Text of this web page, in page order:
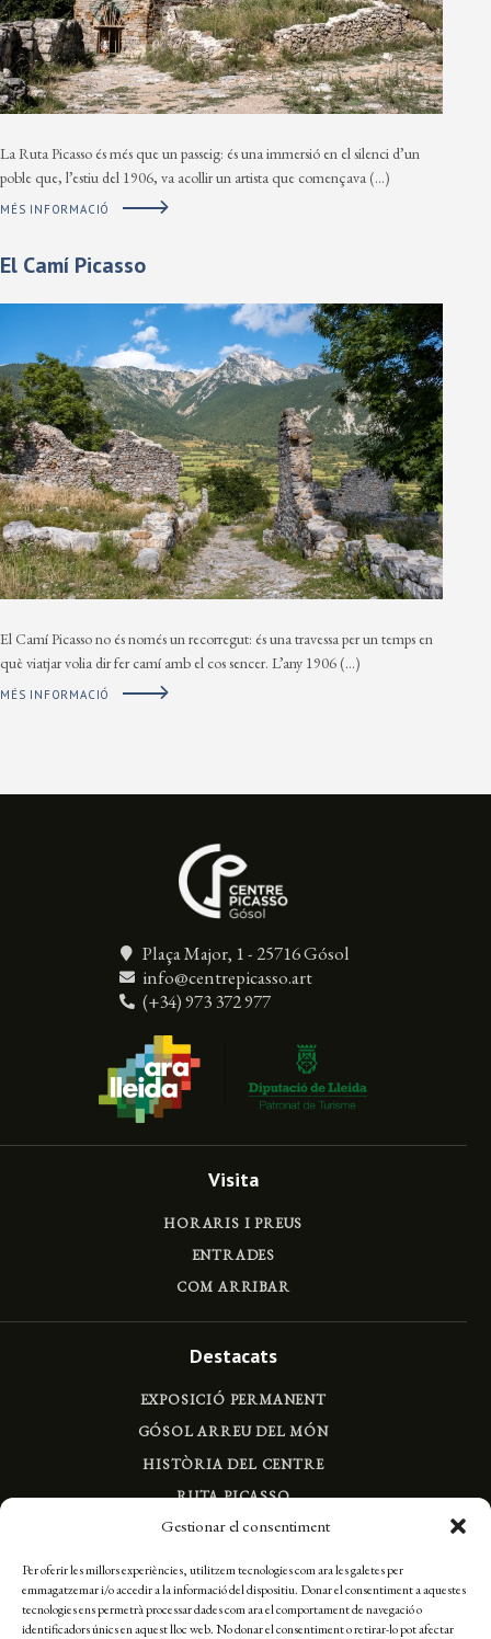
Gestionar el consentiment
Per oferir les millors experiències, utilitzem tecnologies com ara les galetes per
emmagatzemar i/o accedir a la informació del dispositiu. Donar el consentiment a aquestes
tecnologies ens permetrà processar dades com ara el comportament de navegació o
identificadors únics en aquest lloc web. No donar el consentiment o retirar-lo pot afectar
La Ruta Picasso és més que un passeig: és una immersió en el silenci d’un
poble que, l’estiu del 1906, va acollir un artista que començava (…)
MÉS INFORMACIÓ
El Camí Picasso
El Camí Picasso no és només un recorregut: és una travessa per un temps en
què viatjar volia dir fer camí amb el cos sencer. L’any 1906 (…)
MÉS INFORMACIÓ
Plaça Major, 1 - 25716 Gósol
info@centrepicasso.art
(+34) 973 372 977
Visita
HORARIS I PREUS
ENTRADES
COM ARRIBAR
Destacats
EXPOSICIÓ PERMANENT
GÓSOL ARREU DEL MÓN
HISTÒRIA DEL CENTRE
RUTA PICASSO
EL CAMÍ DE PICASSO
Parlem